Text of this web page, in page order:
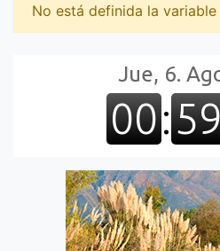
No está definida la variable